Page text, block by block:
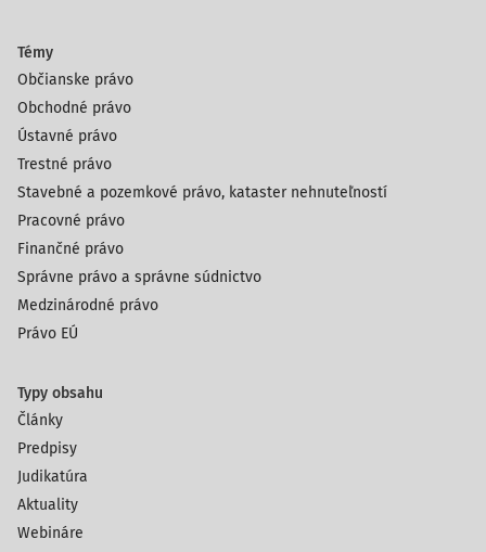
Témy
Občianske právo
Obchodné právo
Ústavné právo
Trestné právo
Stavebné a pozemkové právo, kataster nehnuteľností
Pracovné právo
Finančné právo
Správne právo a správne súdnictvo
Medzinárodné právo
Právo EÚ
Typy obsahu
Články
Predpisy
Judikatúra
Aktuality
Webináre